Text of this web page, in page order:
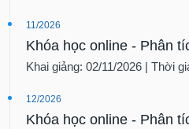
11/2026
Khóa học online - Phân
Khai giảng: 02/11/2026 | Thời
12/2026
Khóa học online - Phân